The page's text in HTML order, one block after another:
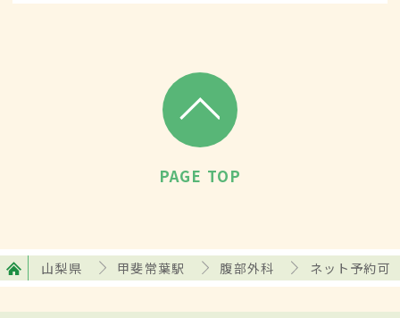
PAGE TOP
山梨県 甲斐常葉駅 腹部外科 ネット予約可